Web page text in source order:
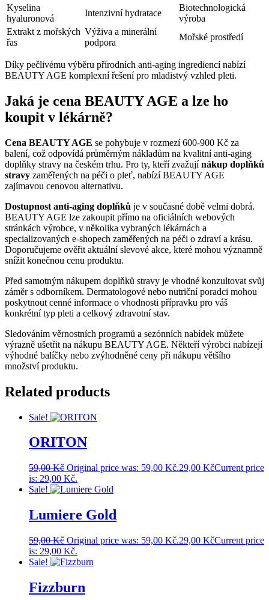
Kyselina
hyaluronová
Intenzivní hydratace
Biotechnologická
výroba
Extrakt z mořských
řas
Výživa a minerální
podpora
Mořské prostředí
Díky pečlivému výběru přírodních anti-aging ingrediencí nabízí
BEAUTY AGE komplexní řešení pro mladistvý vzhled pleti.
Jaká je cena BEAUTY AGE a lze ho
koupit v lékárně?
Cena BEAUTY AGE se pohybuje v rozmezí 600-900 Kč za
balení, což odpovídá průměrným nákladům na kvalitní anti-aging
doplňky stravy na českém trhu. Pro ty, kteří zvažujínákup doplňků
stravy zaměřených na péči o pleť, nabízí BEAUTY AGE
zajímavou cenovou alternativu.
Dostupnost anti-aging doplňků je v současné době velmi dobrá.
BEAUTY AGE lze zakoupit přímo na oficiálních webových
stránkách výrobce, v několika vybraných lékárnách a
specializovaných e-shopech zaměřených na péči o zdraví a krásu.
Doporučujeme ověřit aktuální slevové akce, které mohou významně
snížit konečnou cenu produktu.
Před samotným nákupem doplňků stravy je vhodné konzultovat svůj
záměr s odborníkem. Dermatologové nebo nutriční poradci mohou
poskytnout cenné informace o vhodnosti přípravku pro váš
konkrétní typ pleti a celkový zdravotní stav.
Sledováním věrnostních programů a sezónních nabídek můžete
výrazně ušetřit na nákupu BEAUTY AGE. Někteří výrobci nabízejí
výhodné balíčky nebo zvýhodněné ceny při nákupu většího
množství produktu.
Related products
Sale!
ORITON
59,00Kč Original price was: 59,00 Kč.29,00 KčCurrent price
is: 29,00 Kč.
Sale!
Lumiere Gold
59,00Kč Original price was: 59,00 Kč.29,00 KčCurrent price
is: 29,00 Kč.
Sale!
Fizzburn